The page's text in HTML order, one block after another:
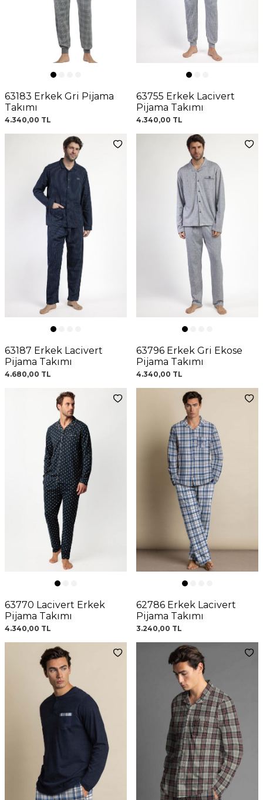
63183 Erkek Gri Pijama
Takımı
4.340,00 TL
63755 Erkek Lacivert
Pijama Takımı
4.340,00 TL
63187 Erkek Lacivert
Pijama Takımı
4.680,00 TL
63796 Erkek Gri Ekose
Pijama Takımı
4.340,00 TL
63770 Lacivert Erkek
Pijama Takımı
4.340,00 TL
62786 Erkek Lacivert
Pijama Takımı
3.240,00 TL